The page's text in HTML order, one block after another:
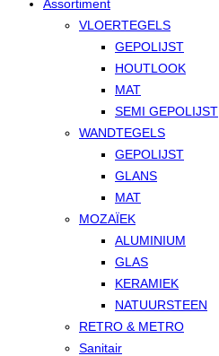
Assortiment
VLOERTEGELS
GEPOLIJST
HOUTLOOK
MAT
SEMI GEPOLIJST
WANDTEGELS
GEPOLIJST
GLANS
MAT
MOZAÏEK
ALUMINIUM
GLAS
KERAMIEK
NATUURSTEEN
RETRO & METRO
Sanitair